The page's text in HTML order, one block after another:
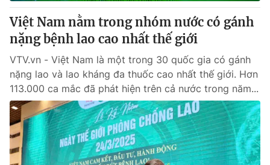
® Cấm sao chép dưới mọi hình thức nếu không có sự chấp
thuận bằng văn bản. Ghi rõ nguồn VTV.vn khi phát hành lại
thông tin từ website này.
Việt Nam nằm trong nhóm nước có gánh
nặng bệnh lao cao nhất thế giới
VTV.vn - Việt Nam là một trong 30 quốc gia có gánh
nặng lao và lao kháng đa thuốc cao nhất thế giới. Hơn
113.000 ca mắc đã phát hiện trên cả nước trong năm...